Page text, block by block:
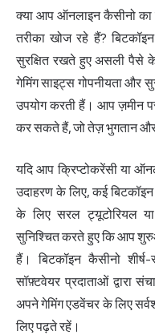
क्या आप ऑनलाइन कैसीनो का
तरीका खोज रहे हैं?
सुरक्षित रखते हुए असली पैसे
गेमिंग साइट्स गोपनीयता और
उपयोग करती हैं। आप ज़मीन
कर सकते हैं, जो तेज़ भुगतान और
यदि आप क्रिप्टोकरेंसी या
उदाहरण के लिए, कई
के लिए सरल ट्यूटोरियल
सुनिश्चित करते हुए कि आप
हैं। बिटकॉइन कैसीनो
सॉफ़्टवेयर प्रदाताओं द्वारा
अपने गेमिंग एडवेंचर के लिए
लिए पढ़ते रहें।